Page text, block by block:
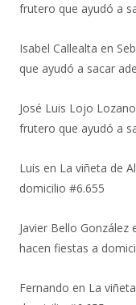
frutero que ayudó a
Isabel Callealta en
que ayudó a sacar
José Luis Lojo Lozano
frutero que ayudó a
Luis en La viñeta de
domicilio #6.655
Javier Bello González
hacen fiestas a
Fernando en La